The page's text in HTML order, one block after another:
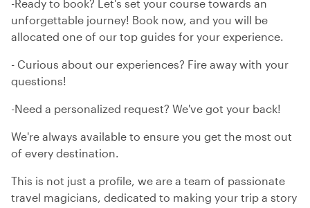
-Ready to book? Let's set your course towards an
unforgettable journey! Book now, and you will be
allocated one of our top guides for your experience.
- Curious about our experiences? Fire away with your
questions!
-Need a personalized request? We've got your back!
We're always available to ensure you get the most out
of every destination.
This is not just a profile, we are a team of passionate
travel magicians, dedicated to making your trip a story